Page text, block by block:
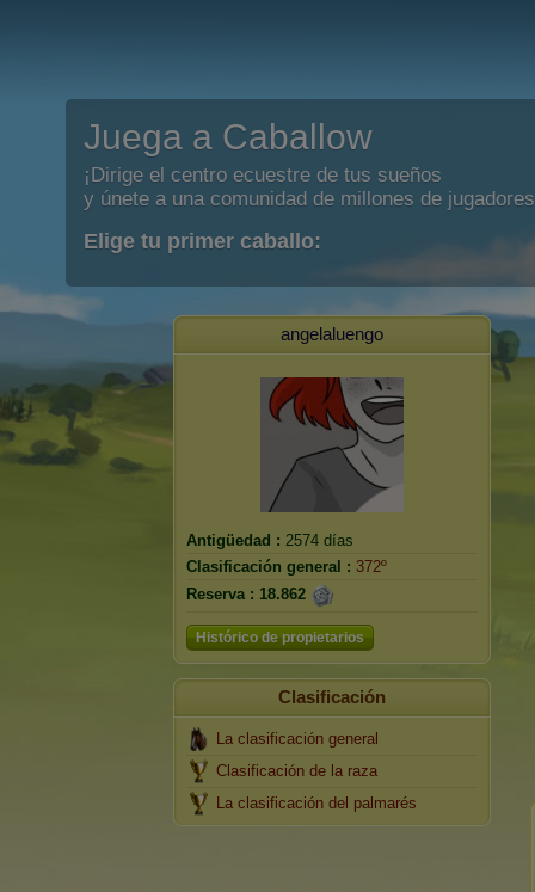
Juega a Caballow
¡Dirige el centro ecuestre de tus sueños
y únete a una comunidad de millones de
Elige tu primer caballo:
angelaluengo
Antigüedad : 2574 días
Clasificación general : 372º
Reserva : 18.862
Histórico de propietarios
Clasificación
La clasificación general
Clasificación de la raza
La clasificación del palmarés